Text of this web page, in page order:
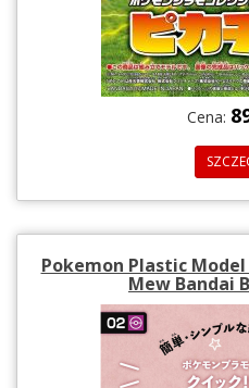
Cena:
Pokemon Plastic
Mew Bandai